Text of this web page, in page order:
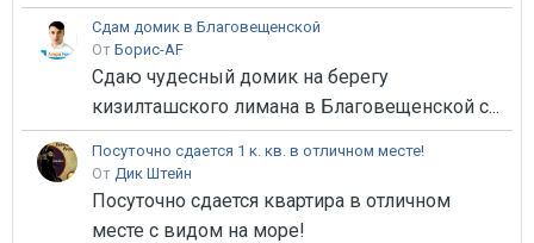
Сдам домик в Благовещенской
От Борис-AF
Сдаю чудесный домик на берегу
кизилташского лимана в Благовещенской с...
Посуточно сдается 1 к. кв. в отличном месте!
От Дик Штейн
Посуточно сдается квартира в отличном
месте с видом на море!